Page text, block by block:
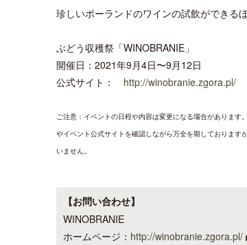
珍しいポーランドのワインの試飲ができる
ぶどう収穫祭「WINOBRANIE」
開催日：2021年9月4日〜9月12日
公式サイト： http://winobranie.zgora.pl/
ご注意：イベントの日程や内容は変更になる場合がありま
やイベント公式サイトを確認しながら万全を期しておりま
いません。
【お問い合わせ】
WINOBRANIE
ホームページ： http://winobranie.zgora.pl/